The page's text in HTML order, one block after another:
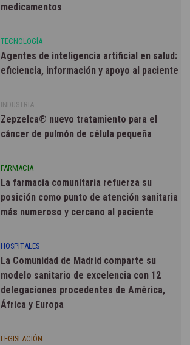
medicamentos
TECNOLOGÍA
Agentes de inteligencia artificial en salud:
eficiencia, información y apoyo al paciente
INDUSTRIA
Zepzelca® nuevo tratamiento para el
cáncer de pulmón de célula pequeña
FARMACIA
La farmacia comunitaria refuerza su
posición como punto de atención sanitaria
más numeroso y cercano al paciente
HOSPITALES
La Comunidad de Madrid comparte su
modelo sanitario de excelencia con 12
delegaciones procedentes de América,
África y Europa
LEGISLACIÓN